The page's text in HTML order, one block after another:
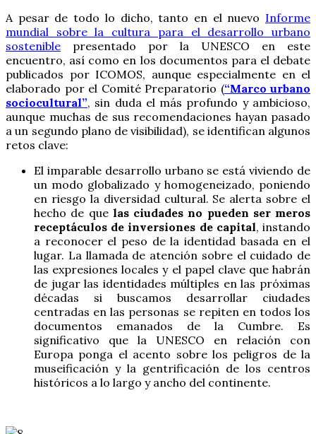
A pesar de todo lo dicho, tanto en el nuevo Informe
mundial sobre la cultura para el desarrollo urbano
sostenible presentado por la UNESCO en este
encuentro, así como en los documentos para el debate
publicados por ICOMOS, aunque especialmente en el
elaborado por el Comité Preparatorio (“Marco urbano
sociocultural”, sin duda el más profundo y ambicioso,
aunque muchas de sus recomendaciones hayan pasado
a un segundo plano de visibilidad), se identifican algunos
retos clave:
El imparable desarrollo urbano se está viviendo de
un modo globalizado y homogeneizado, poniendo
en riesgo la diversidad cultural. Se alerta sobre el
hecho de que las ciudades no pueden ser meros
receptáculos de inversiones de capital, instando
a reconocer el peso de la identidad basada en el
lugar. La llamada de atención sobre el cuidado de
las expresiones locales y el papel clave que habrán
de jugar las identidades múltiples en las próximas
décadas si buscamos desarrollar ciudades
centradas en las personas se repiten en todos los
documentos emanados de la Cumbre. Es
significativo que la UNESCO en relación con
Europa ponga el acento sobre los peligros de la
museificación y la gentrificación de los centros
históricos a lo largo y ancho del continente.